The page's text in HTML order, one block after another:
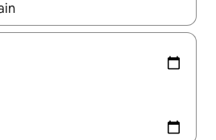
disponibles, podràs navegar-hi a